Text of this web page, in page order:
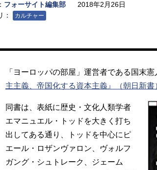
フォーサイト編集部
2018年2月26日
：
カルチャー
「ヨーロッパの部屋」運営者である国末憲
主主義、帝国化する資本主義』（朝日新書
同書は、表紙に歴史・文化人類学者
エマニュエル・トッドを大きく打ち
出してある通り、トッドを中心にピ
エール・ロザンヴァロン、ヴォルフ
ガング・シュトレーク、ジェーム